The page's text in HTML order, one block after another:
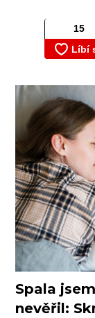
Spala
nevěřil: